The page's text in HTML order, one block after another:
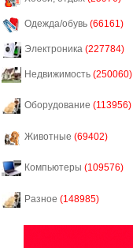
Одежда/обувь (66161)
Электроника (227784)
Недвижимость (250060)
Оборудование (113956)
Животные (69402)
Компьютеры (109576)
Разное (148985)